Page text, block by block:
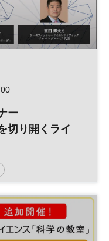
ー
切り開くライ